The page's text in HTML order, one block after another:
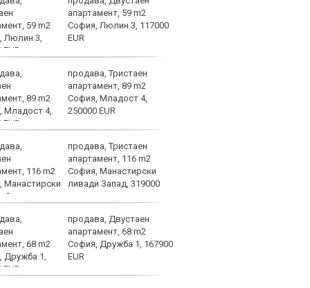
апартамент, 59 m2
София, Люлин 3, 117000
EUR
продава, Тристаен
апартамент, 89 m2
София, Младост 4,
250000 EUR
продава, Тристаен
апартамент, 116 m2
София, Манастирски
ливади Запад, 319000
продава, Двустаен
апартамент, 68 m2
София, Дружба 1, 167900
EUR